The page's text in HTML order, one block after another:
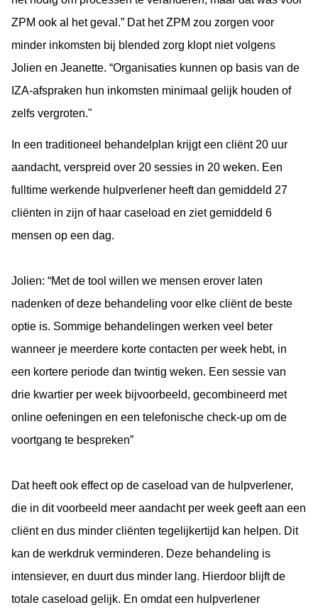
ZPM ook al het geval.” Dat het ZPM zou zorgen voor
minder inkomsten bij blended zorg klopt niet volgens
Jolien en Jeanette. “Organisaties kunnen op basis van de
IZA-afspraken hun inkomsten minimaal gelijk houden of
zelfs vergroten."
In een traditioneel behandelplan krijgt een cliënt 20 uur
aandacht, verspreid over 20 sessies in 20 weken. Een
fulltime werkende hulpverlener heeft dan gemiddeld 27
cliënten in zijn of haar caseload en ziet gemiddeld 6
mensen op een dag.
Jolien: “Met de tool willen we mensen erover laten
nadenken of deze behandeling voor elke cliënt de beste
optie is. Sommige behandelingen werken veel beter
wanneer je meerdere korte contacten per week hebt, in
een kortere periode dan twintig weken. Een sessie van
drie kwartier per week bijvoorbeeld, gecombineerd met
online oefeningen en een telefonische check-up om de
voortgang te bespreken”
Dat heeft ook effect op de caseload van de hulpverlener,
die in dit voorbeeld meer aandacht per week geeft aan een
cliënt en dus minder cliënten tegelijkertijd kan helpen. Dit
kan de werkdruk verminderen. Deze behandeling is
intensiever, en duurt dus minder lang. Hierdoor blijft de
totale caseload gelijk. En omdat een hulpverlener